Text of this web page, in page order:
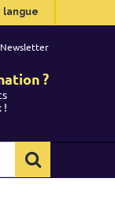
langue
Newsletter
?
!
langue
Newsletter
?
!